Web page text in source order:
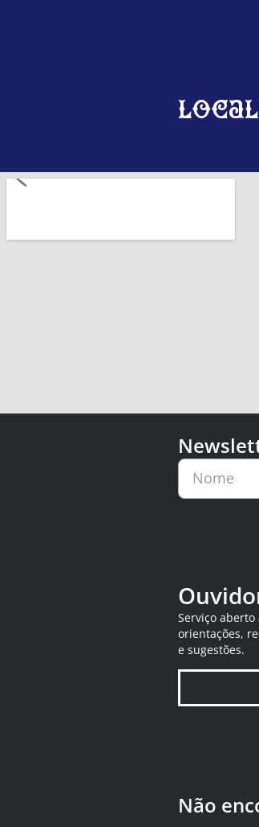
Nome
Serviço
orientações,
e sugestões.
Não